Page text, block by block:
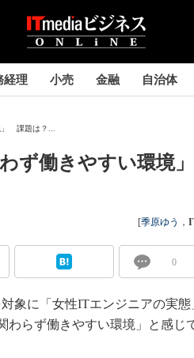
経理 小売 金融 自治体
」 課題は？...
ず働きやすい環境
[季原ゆう ，
0
象に「女性ITエンジニアの実態
わらず働きやすい環境」と感じ